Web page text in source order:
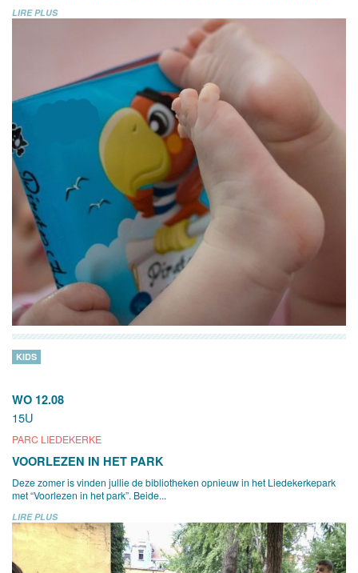
LIRE PLUS
WO 12.08
15U
PARC LIEDEKERKE
KIDS
VOORLEZEN IN HET PARK
Deze zomer is vinden jullie de bibliotheken opnieuw in het Liedekerkepark
met “Voorlezen in het park”. Beide...
LIRE PLUS